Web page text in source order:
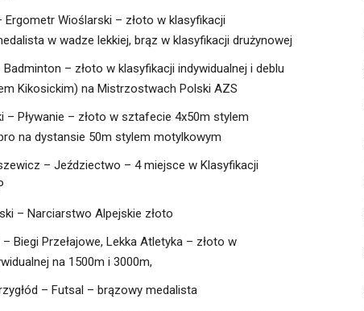
Ergometr Wioślarski – złoto w klasyfikacji
w wadze lekkiej, brąz w klasyfikacji drużynowej
– złoto w klasyfikacji indywidualnej i deblu
Kikosickim) na Mistrzostwach Polski AZS
– Pływanie – złoto w sztafecie 4x50m stylem
na dystansie 50m stylem motylkowym
– Jeździectwo – 4 miejsce w Klasyfikacji
– Narciarstwo Alpejskie złoto
Biegi Przełajowe, Lekka Atletyka – złoto w
na 1500m i 3000m,
– Futsal – brązowy medalista